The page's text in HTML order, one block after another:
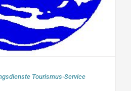
Tourismus-Service